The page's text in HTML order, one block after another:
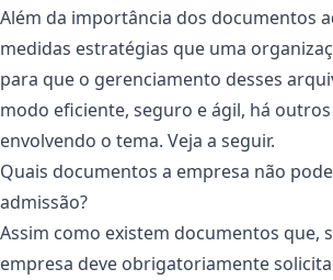
Além da importância dos documentos
medidas estratégias que uma
para que o gerenciamento desses
modo eficiente, seguro e ágil, há
envolvendo o tema. Veja a seguir.
Quais documentos a empresa não
admissão?
Assim como existem documentos que,
empresa deve obrigatoriamente